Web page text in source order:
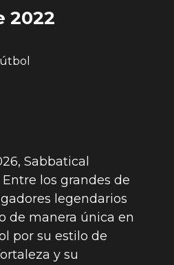
2022
Sabbatical
los grandes de
legendarios
de manera única en
por su estilo de
y su